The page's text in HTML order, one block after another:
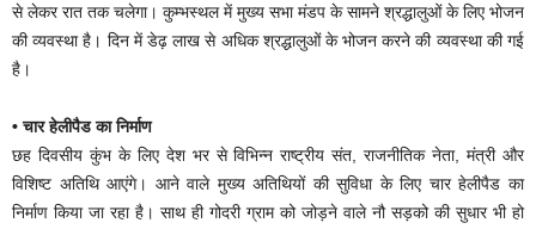
से लेकर रात तक चलेगा। कुम्भस्थल में मुख्य सभा मंडप के सामने श्रद्धालुओं के लिए भोजन
की व्यवस्था है। दिन में डेढ़ लाख से अधिक श्रद्धालुओं के भोजन करने की व्यवस्था की गई
है।
• चार हेलीपैड का निर्माण
छह दिवसीय कुंभ के लिए देश भर से विभिन्न राष्ट्रीय संत, राजनीतिक नेता, मंत्री और
विशिष्ट अतिथि आएंगे। आने वाले मुख्य अतिथियों की सुविधा के लिए चार हेलीपैड का
निर्माण किया जा रहा है। साथ ही गोदरी ग्राम को जोड़ने वाले नौ सड़को की सुधार भी हो